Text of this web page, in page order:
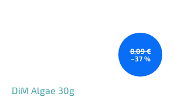
8,09 €
–37 %
DiM Algae 30g